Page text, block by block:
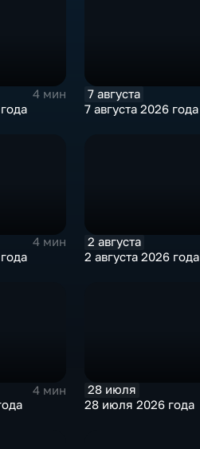
4 мин
7 августа
7 августа 2026 года
4 мин
2 августа
2 августа 2026 года
4 мин
28 июля
28 июля 2026 года